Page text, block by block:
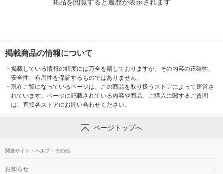
商品を閲覧すると履歴が表示されます
掲載商品の情報について
・ 掲載している情報の精度には万全を期しておりますが、その内容の正確性、
安全性、有用性を保証するものではありません。
・ 現在ご覧になっているページは、この商品を取り扱うストアによって運営さ
れています。ページに記載されている内容や商品、ご購入に関するご質問
は、直接各ストアにお問い合わせください。
ページトップへ
関連サイト・ヘルプ・その他
お知らせ